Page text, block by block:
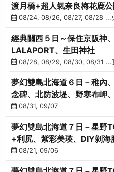
渡月橋+超人氣奈良梅花鹿公
08/24, 08/26, 08/27, 08/28 ...
經典關西５日～保住京阪神
LALAPORT、生田神社
08/28, 08/29, 08/30, 08/31 ...
夢幻雙島北海道６日－稚內
念碑、北防波堤、野寒布岬
08/31, 09/07
夢幻雙島北海道７日－星野
+利尻、紫彩美瑛、DIY剝海
蟹吃到飽
08/21, 09/06